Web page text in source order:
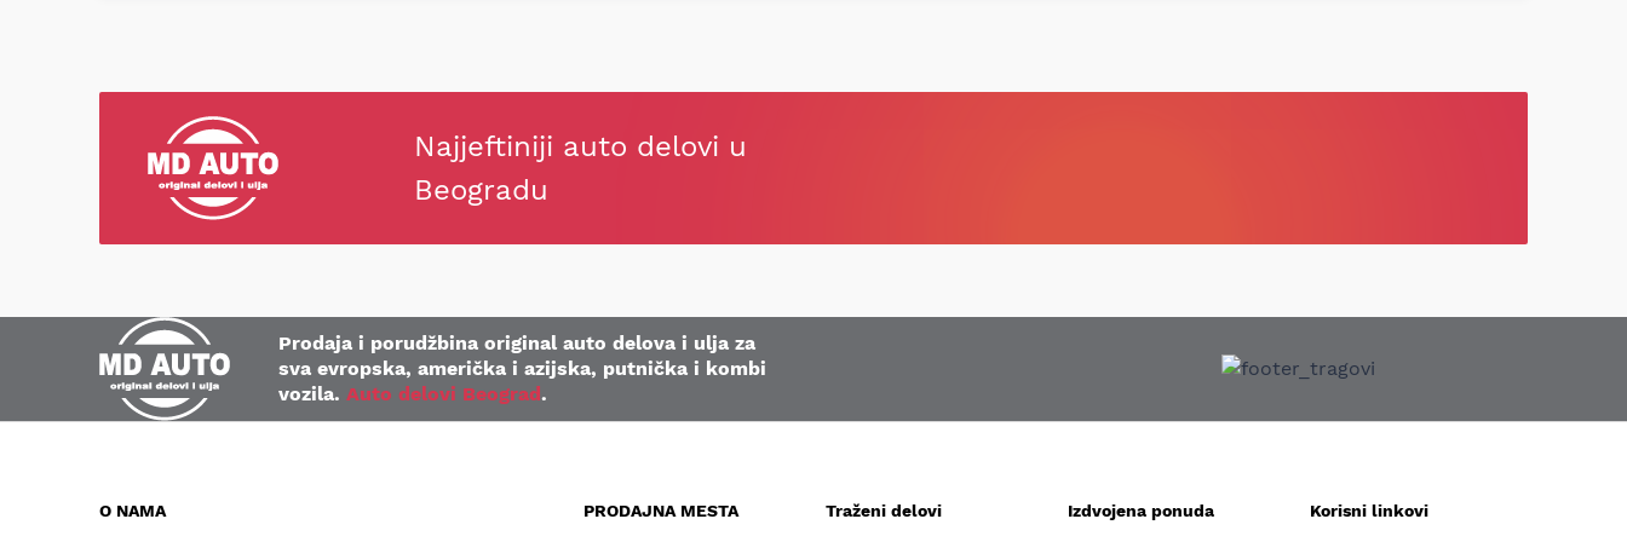
Najjeftiniji auto delovi u
Beogradu
Prodaja i porudžbina original auto delova i ulja za
sva evropska, američka i azijska, putnička i kombi
vozila. Auto delovi Beograd.
O NAMA PRODAJNA MESTA Traženi delovi Izdvojena ponuda Korisni linkovi